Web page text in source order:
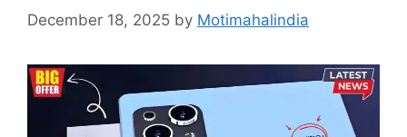
December 18, 2025 by Motimahalindia